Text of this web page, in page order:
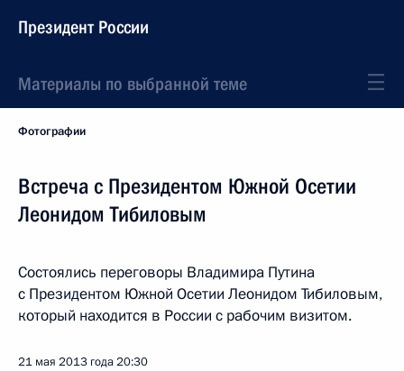
Президент России
Материалы по выбранной теме
Фотографии
Встреча с Президентом Южной Осетии
Леонидом Тибиловым
Состоялись переговоры Владимира Путина
с Президентом Южной Осетии Леонидом Тибиловым,
который находится в России с рабочим визитом.
21 мая 2013 года20:30